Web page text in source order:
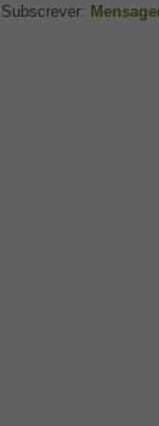
Subscrever: